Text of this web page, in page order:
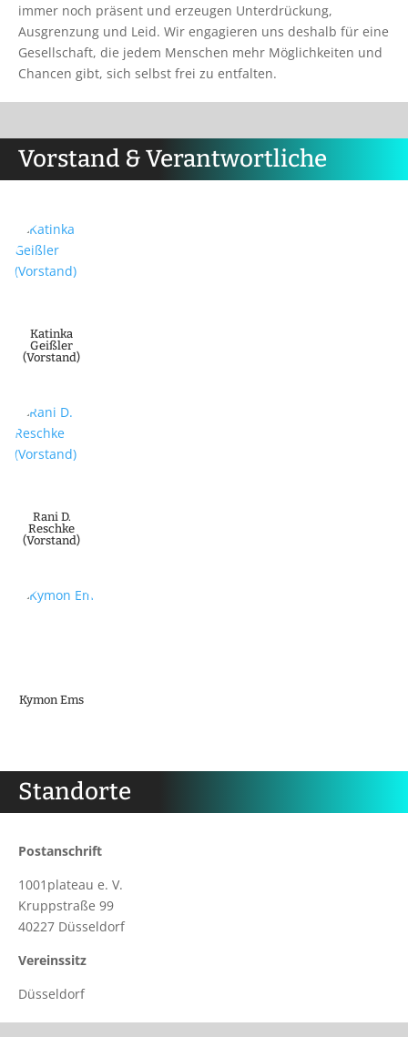
immer noch präsent und erzeugen Unterdrückung,
Ausgrenzung und Leid. Wir engagieren uns deshalb für eine
Gesellschaft, die jedem Menschen mehr Möglichkeiten und
Chancen gibt, sich selbst frei zu entfalten.
Vorstand & Verantwortliche
Katinka
Geißler
(Vorstand)
Rani D.
Reschke
(Vorstand)
Kymon Ems
Standorte
Postanschrift
1001plateau e. V.
Kruppstraße 99
40227 Düsseldorf
Vereinssitz
Düsseldorf